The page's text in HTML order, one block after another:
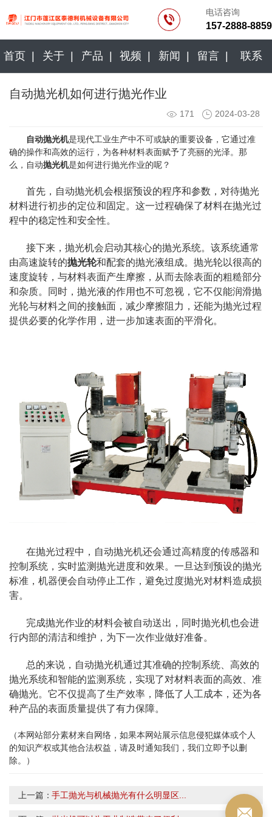
电话咨询
157-2888-8859
首页 | 关于 | 产品 | 视频 | 新闻 | 留言 | 联系
自动抛光机如何进行抛光作业
171 2024-03-28
自动抛光机是现代工业生产中不可或缺的重要设备，它通过准
确的操作和高效的运行，为各种材料表面赋予了亮丽的光泽。那
么，自动抛光机是如何进行抛光作业的呢？
首先，自动抛光机会根据预设的程序和参数，对待抛光
材料进行初步的定位和固定。这一过程确保了材料在抛光过
程中的稳定性和安全性。
接下来，抛光机会启动其核心的抛光系统。该系统通常
由高速旋转的抛光轮和配套的抛光液组成。抛光轮以很高的
速度旋转，与材料表面产生摩擦，从而去除表面的粗糙部分
和杂质。同时，抛光液的作用也不可忽视，它不仅能润滑抛
光轮与材料之间的接触面，减少摩擦阻力，还能为抛光过程
提供必要的化学作用，进一步加速表面的平滑化。
在抛光过程中，自动抛光机还会通过高精度的传感器和
控制系统，实时监测抛光进度和效果。一旦达到预设的抛光
标准，机器便会自动停止工作，避免过度抛光对材料造成损
害。
完成抛光作业的材料会被自动送出，同时抛光机也会进
行内部的清洁和维护，为下一次作业做好准备。
总的来说，自动抛光机通过其准确的控制系统、高效的
抛光系统和智能的监测系统，实现了对材料表面的高效、准
确抛光。它不仅提高了生产效率，降低了人工成本，还为各
种产品的表面质量提供了有力保障。
（本网站部分素材来自网络，如果本网站展示信息侵犯媒体或个人
的知识产权或其他合法权益，请及时通知我们，我们立即予以删
除。）
上一篇：手工抛光与机械抛光有什么明显区...